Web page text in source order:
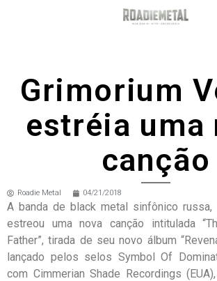
Grimorium
estréia uma
canção
Roadie Metal 04/21/2018
A banda de black metal sinfônico russa,
estreou uma nova canção intitulada
Father”, tirada de seu novo álbum
lançado pelos selos Symbol Of
com Cimmerian Shade Recordings